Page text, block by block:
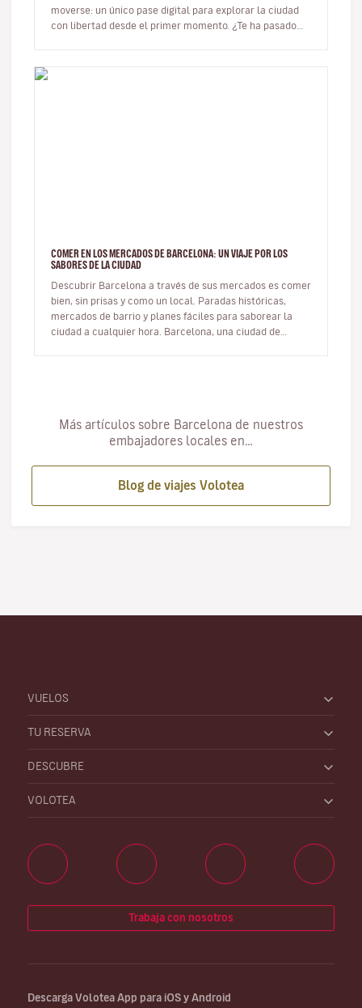
moverse: un único pase digital para explorar la ciudad
con libertad desde el primer momento. ¿Te ha pasado
COMER EN LOS MERCADOS DE BARCELONA: UN VIAJE POR LOS
SABORES DE LA CIUDAD
Descubrir Barcelona a través de sus mercados es comer
bien, sin prisas y como un local. Paradas históricas,
mercados de barrio y planes fáciles para saborear la
ciudad a cualquier hora. Barcelona, una ciudad de
Más artículos sobre Barcelona de nuestros
embajadores locales en…
Blog de viajes Volotea
VUELOS
TU RESERVA
DESCUBRE
VOLOTEA
Trabaja con nosotros
Descarga Volotea App para iOS y Android